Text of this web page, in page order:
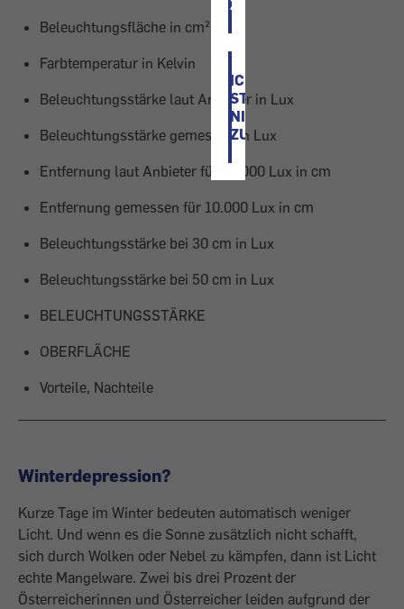
ZU
ICH
STIMME
NICHT
ZU
Beleuchtungsfläche in cm²
Farbtemperatur in Kelvin
Beleuchtungsstärke laut Anbieter in Lux
Beleuchtungsstärke gemessen in Lux
Entfernung laut Anbieter für 10.000 Lux in cm
Entfernung gemessen für 10.000 Lux in cm
Beleuchtungsstärke bei 30 cm in Lux
Beleuchtungsstärke bei 50 cm in Lux
BELEUCHTUNGSSTÄRKE
OBERFLÄCHE
Vorteile, Nachteile
Winterdepression?
Kurze Tage im Winter bedeuten automatisch weniger
Licht. Und wenn es die Sonne zusätzlich nicht schafft,
sich durch Wolken oder Nebel zu kämpfen, dann ist Licht
echte Mangelware. Zwei bis drei Prozent der
Österreicherinnen und Österreicher leiden aufgrund der